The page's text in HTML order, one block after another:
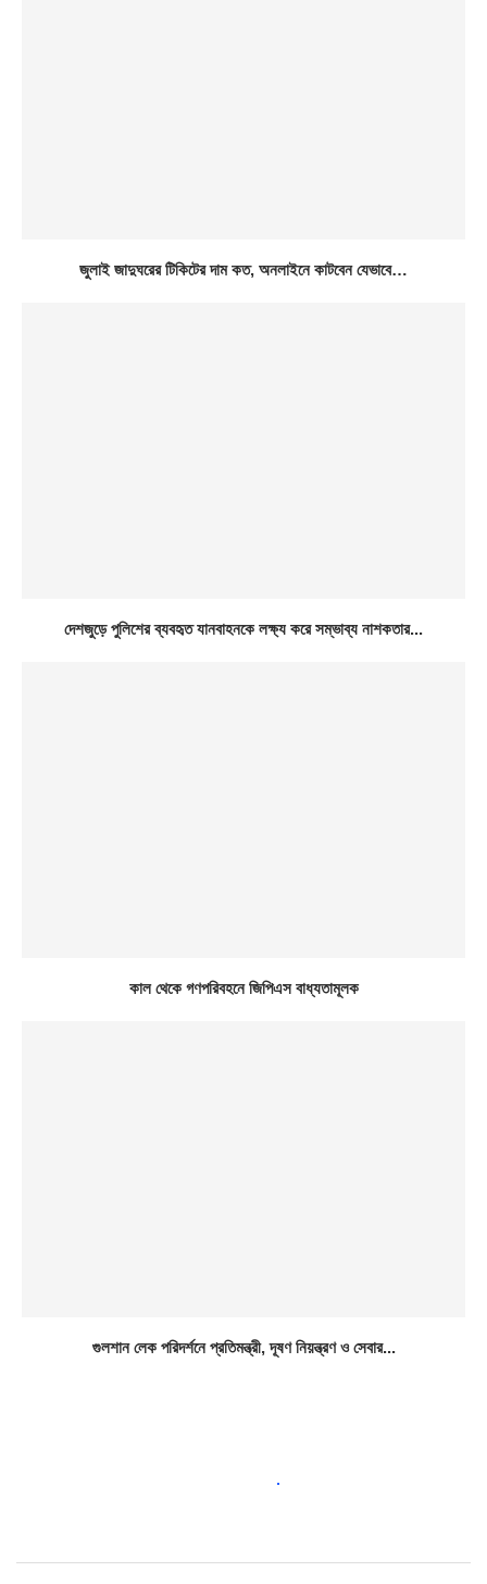
জুলাই জাদুঘরের টিকিটের দাম কত, অনলাইনে কাটবেন যেভাবে…
দেশজুড়ে পুলিশের ব্যবহৃত যানবাহনকে লক্ষ্য করে সম্ভাব্য নাশকতার...
কাল থেকে গণপরিবহনে জিপিএস বাধ্যতামূলক
গুলশান লেক পরিদর্শনে প্রতিমন্ত্রী, দূষণ নিয়ন্ত্রণ ও সেবার...